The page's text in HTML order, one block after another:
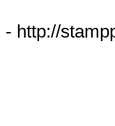
http://